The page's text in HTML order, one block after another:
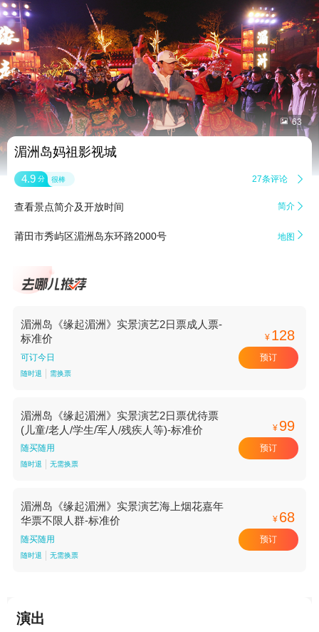
 63
湄洲岛妈祖影视城
4.9 分 很棒 27条评论 
查看景点简介及开放时间 简介 
莆田市秀屿区湄洲岛东环路2000号 地图 
湄洲岛《缘起湄洲》实景演艺2日票成人票-
标准价
可订今日
随时退 需换票
¥ 128
预订
湄洲岛《缘起湄洲》实景演艺2日票优待票
(儿童/老人/学生/军人/残疾人等)-标准价
随买随用
随时退 无需换票
¥ 99
预订
湄洲岛《缘起湄洲》实景演艺海上烟花嘉年
华票不限人群-标准价
随买随用
随时退 无需换票
¥ 68
预订
演出
